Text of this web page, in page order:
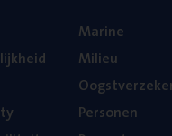
Mari­ne
Mili­eu
Per­so­nen